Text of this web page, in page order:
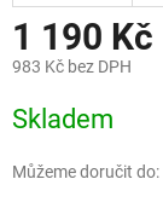
1 190 Kč
983 Kč bez DPH
cena:
Skladem
Můžeme doručit do: